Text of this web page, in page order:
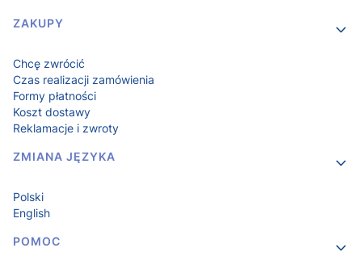
Linki w stopce
ZAKUPY
Chcę zwrócić
Czas realizacji zamówienia
Formy płatności
Koszt dostawy
Reklamacje i zwroty
ZMIANA JĘZYKA
Polski
English
POMOC